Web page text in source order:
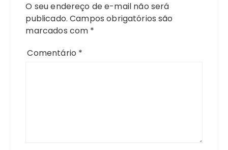
O seu endereço de e-mail não será
publicado. Campos obrigatórios são
marcados com *
Comentário *